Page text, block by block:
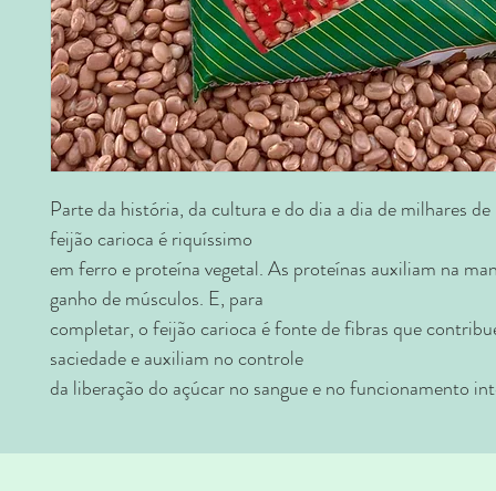
Parte da história, da cultura e do dia a dia de milhares
feijão carioca é riquíssimo
em ferro e proteína vegetal. As proteínas auxiliam na
ganho de músculos. E, para
completar, o feijão carioca é fonte de fibras que
saciedade e auxiliam no controle
da liberação do açúcar no sangue e no funcionamento